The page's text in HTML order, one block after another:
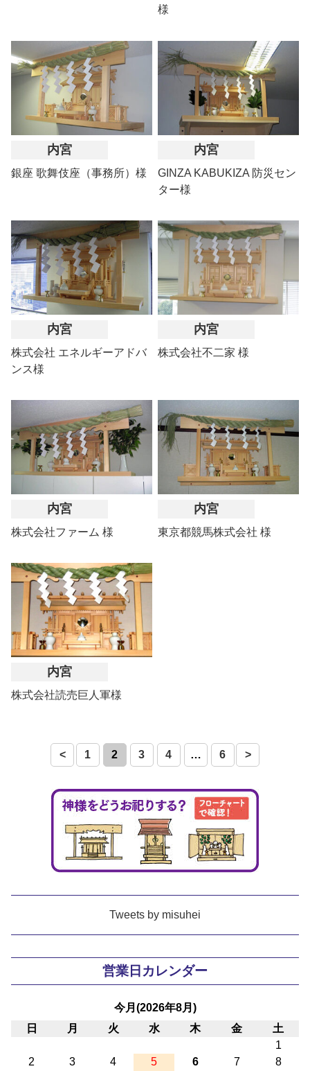
Tweets by misuhei
営業日カレンダー
今月(2026年8月)
日
月 火 水 木 金
土
1
2
3 4 5 6 7
8
様
内宮
銀座 歌舞伎座（事務所）様
内宮
GINZA KABUKIZA 防災セン
ター様
内宮
株式会社 エネルギーアドバ
ンス様
内宮
株式会社不二家 様
内宮
株式会社ファーム 様
内宮
東京都競馬株式会社 様
内宮
株式会社読売巨人軍様
< 1 2 3 4 … 6 >